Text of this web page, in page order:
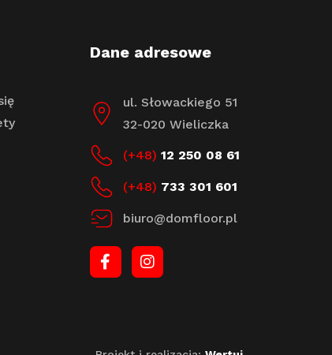
Dane adresowe
ul. Słowackiego 51
32-020 Wieliczka
(+48) 12 250 08 61
(+48) 733 301 601
biuro@domfloor.pl